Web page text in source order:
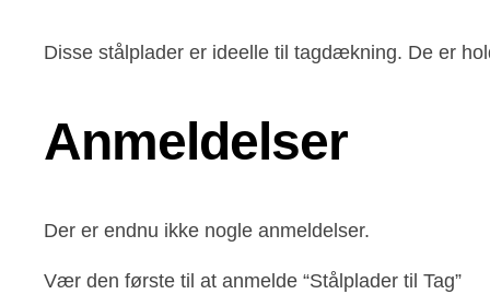
Disse stålplader er ideelle til tagdækning. De er
Anmeldelser
Der er endnu ikke nogle anmeldelser.
Vær den første til at anmelde “Stålplader til Tag”